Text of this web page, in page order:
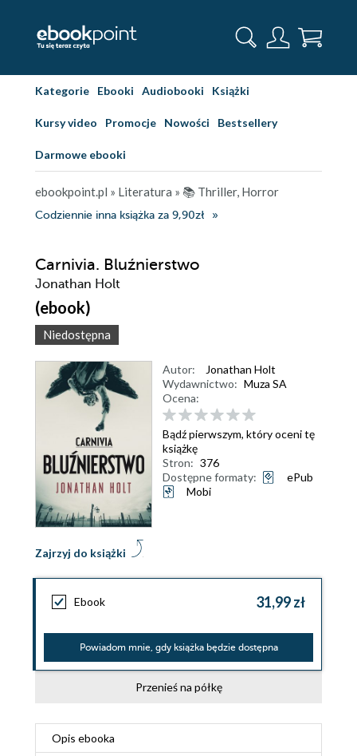
Kategorie Ebooki Audiobooki Książki
Kursy video Promocje Nowości Bestsellery
Darmowe ebooki
ebookpoint.pl » Literatura » 📚 Thriller, Horror
Codziennie inna książka za 9,90zł
Carnivia. Bluźnierstwo
Jonathan Holt
(ebook)
Niedostępna
Zajrzyj do książki
Autor:
Jonathan Holt
Wydawnictwo: Muza SA
Ocena:
Bądź pierwszym, który oceni tę
książkę
Stron: 376
Dostępne formaty:
ePub
Mobi
Ebook 31,99 zł
Powiadom mnie, gdy książka będzie dostępna
Przenieś na półkę
Opis ebooka